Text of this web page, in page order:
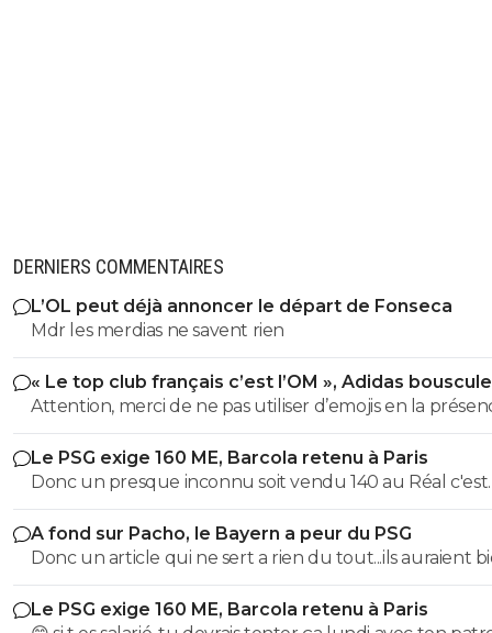
DERNIERS COMMENTAIRES
L’OL peut déjà annoncer le départ de Fonseca
Mdr les merdias ne savent rien
« Le top club français c’est l’OM », Adidas
PSG
Attention, merci de ne pas utiliser d’emojis en la
Raymond Q qui a un traumatisme de l enfance lié à ces
derniers; pour le soutenir, vous pouvez adhérer à son
association se prétendant faire partie d’une « élite »
se refusant catégoriquement l utilisation d emojis bien
populaire à son goût et surtout incompréhensible
gros globes oculaires de sardine. Cordialement.
Le PSG exige 160 ME, Barcola retenu à Paris
Donc un presque inconnu soit vendu 140 au Réal c'est
normal et un double détenteur de la LDC soit à un
faiblard normal ?? Messieurs les anglais allez vous faire
A fond sur Pacho, le Bayern a peur du PSG
Donc un article qui ne sert a rien du tout...ils auraient
voulu mais finalement non...je peux en écrire 200 des
comme ca !
Le PSG exige 160 ME, Barcola retenu à Paris